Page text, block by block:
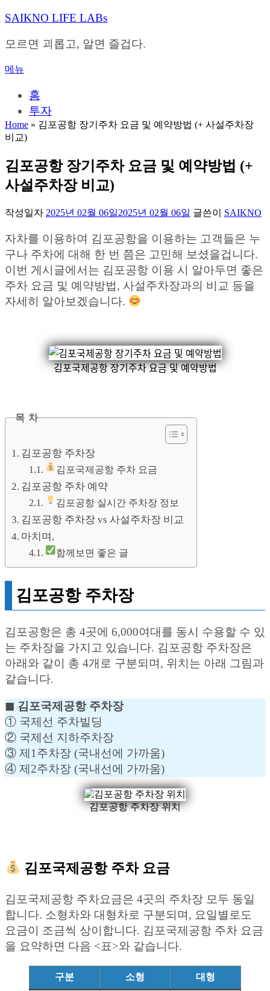
내
으
바
SAIKNO LIFE LABs
모르면 괴롭고, 알면 즐겁다.
메뉴
홈
투자
Home » 김포공항 장기주차 요금 및 예약방법 (+ 사설주차장
비교)
김포공항 장기주차 요금 및 예약방법 (+
사설주차장 비교)
작성일자 2025년 02월 06일2025년 02월 06일 글쓴이 SAIKNO
자차를 이용하여 김포공항을 이용하는 고객들은 누
구나 주차에 대해 한 번 쯤은 고민해 보셨을겁니다.
이번 게시글에서는 김포공항 이용 시 알아두면 좋은
주차 요금 및 예약방법, 사설주차장과의 비교 등을
자세히 알아보겠습니다.
김포국제공항 장기주차 요금 및 예약방법
목 차
김포공항 주차장
김포국제공항 주차 요금
김포공항 주차 예약
김포공항 실시간 주차장 정보
김포공항 주차장 vs 사설주차장 비교
마치며,
함께보면 좋은 글
김포공항 주차장
김포공항은 총 4곳에 6,000여대를 동시 수용할 수 있
는 주차장을 가지고 있습니다. 김포공항 주차장은
아래와 같이 총 4개로 구분되며, 위치는 아래 그림과
같습니다.
◼︎ 김포국제공항 주차장
① 국제선 주차빌딩
② 국제선 지하주차장
③ 제1주차장 (국내선에 가까움)
④ 제2주차장 (국내선에 가까움)
김포공항 주차장 위치
김포국제공항 주차 요금
김포국제공항 주차요금은 4곳의 주차장 모두 동일
합니다. 소형차와 대형차로 구분되며, 요일별로도
요금이 조금씩 상이합니다. 김포국제공항 주차 요금
을 요약하면 다음 <표>와 같습니다.
구분 소형 대형